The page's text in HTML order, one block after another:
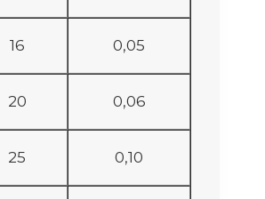
16 0,05
20 0,06
25 0,10